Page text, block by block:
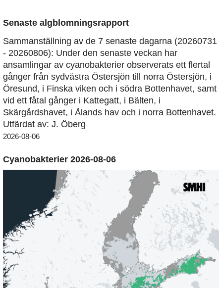
Senaste algblomningsrapport
Sammanställning av de 7 senaste dagarna (20260731
- 20260806): Under den senaste veckan har
ansamlingar av cyanobakterier observerats ett flertal
gånger från sydvästra Östersjön till norra Östersjön, i
Öresund, i Finska viken och i södra Bottenhavet, samt
vid ett fåtal gånger i Kattegatt, i Bälten, i
Skärgårdshavet, i Ålands hav och i norra Bottenhavet.
Utfärdat av: J. Öberg
2026-08-06
Cyanobakterier 2026-08-06